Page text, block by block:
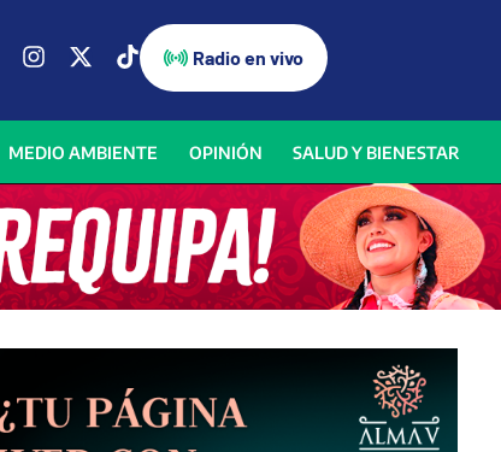
Radio en vivo
MEDIO AMBIENTE OPINIÓN SALUD Y BIENESTAR